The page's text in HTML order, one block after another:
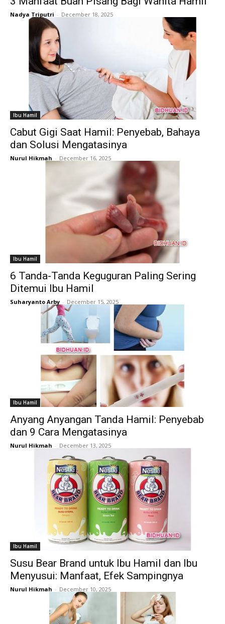
Nadya Triputri - December 18, 2025
Ibu Hamil
Cabut Gigi Saat Hamil: Penyebab, Bahaya
dan Solusi Mengatasinya
Nurul Hikmah - December 16, 2025
Ibu Hamil
6 Tanda-Tanda Keguguran Paling Sering
Ditemui Ibu Hamil
Suharyanto Arby - December 15, 2025
Ibu Hamil
Anyang Anyangan Tanda Hamil: Penyebab
dan 9 Cara Mengatasinya
Nurul Hikmah - December 13, 2025
Ibu Hamil
Susu Bear Brand untuk Ibu Hamil dan Ibu
Menyusui: Manfaat, Efek Sampingnya
Nurul Hikmah - December 10, 2025